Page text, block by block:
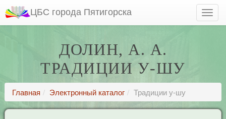
ЦБС города Пятигорска
ДОЛИН, А. А.
ТРАДИЦИИ У-ШУ
Главная Электронный каталог Традиции у-шу